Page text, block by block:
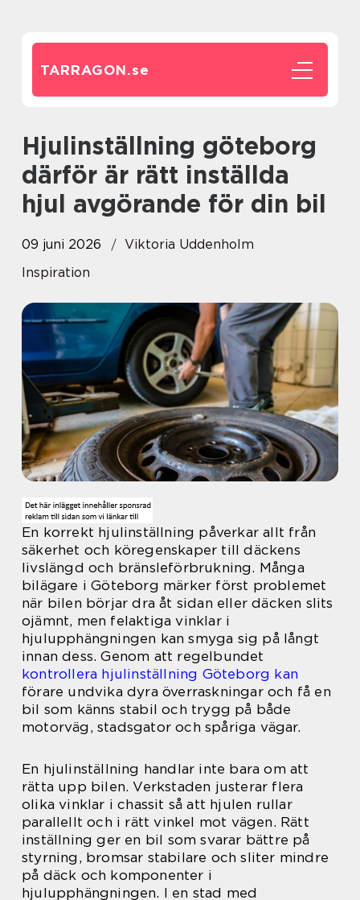
TARRAGON.se
Hjulinställning göteborg
därför är rätt inställda
hjul avgörande för din bil
09 juni 2026
Viktoria Uddenholm
Inspiration
En korrekt hjulinställning påverkar allt från
säkerhet och köregenskaper till däckens
livslängd och bränsleförbrukning. Många
bilägare i Göteborg märker först problemet
när bilen börjar dra åt sidan eller däcken slits
ojämnt, men felaktiga vinklar i
hjulupphängningen kan smyga sig på långt
innan dess. Genom att regelbundet
kontrollera hjulinställning Göteborg kan
förare undvika dyra överraskningar och få en
bil som känns stabil och trygg på både
motorväg, stadsgator och spåriga vägar.
En hjulinställning handlar inte bara om att
rätta upp bilen. Verkstaden justerar flera
olika vinklar i chassit så att hjulen rullar
parallellt och i rätt vinkel mot vägen. Rätt
inställning ger en bil som svarar bättre på
styrning, bromsar stabilare och sliter mindre
på däck och komponenter i
hjulupphängningen. I en stad med